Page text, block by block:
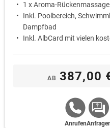
1 x Aroma-
Inkl. Poolbereich,
Dampfbad
Inkl. AlbCard mit vielen
AB 387,00
Anrufen